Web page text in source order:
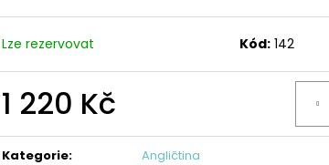
Lze rezervovat Kód: 142
1 220 Kč
cena:
Kategorie:
Angličtina